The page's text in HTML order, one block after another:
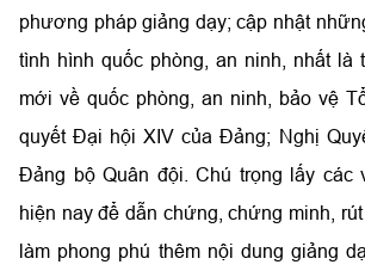
phương pháp giảng dạy; cập nhật
tình hình quốc phòng, an ninh, nhất là
mới về quốc phòng, an ninh, bảo vệ
quyết Đại hội XIV của Đảng; Nghị
Đảng bộ Quân đội. Chú trọng lấy các
hiện nay để dẫn chứng, chứng minh,
làm phong phú thêm nội dung giảng